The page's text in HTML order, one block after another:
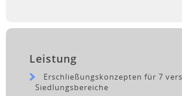
Leistung
Erschließungskonzepten für 7
Siedlungsbereiche